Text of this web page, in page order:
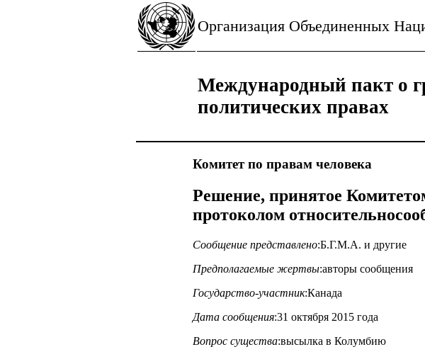
Организация Объединенных
Международный пакт о
политических правах
Комитет по правам человека
Решение, принятое
протоколом
Сообщение представлено:Б.Г.М.А. и другие
Предполагаемые жертвы:авторы сообщения
Государство-участник:Канада
Дата сообщения:31 октября 2015 года
Вопрос существа:высылка в Колумбию